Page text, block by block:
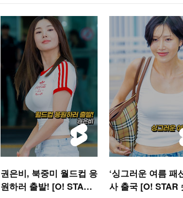
권은비, 북중미 월드컵 응
원하러 출발! [O! STAR
‘싱그러운 여름 패
사 출국 [O! STAR